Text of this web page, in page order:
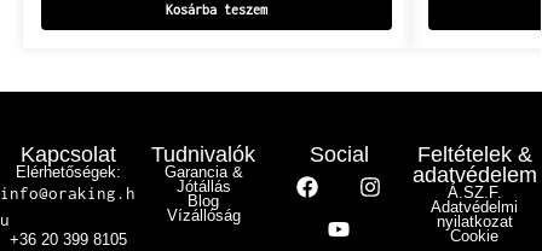
Kosárba teszem
Kapcsolat
Elérhetőségek:
info@oraking.h
u
+36 20 399 8105
Tudnivalók
Garancia &
Jótállás
Blog
Vízállóság
Social
Feltételek &
adatvédelem
Á.SZ.F.
Adatvédelmi
nyilatkozat
Cookie